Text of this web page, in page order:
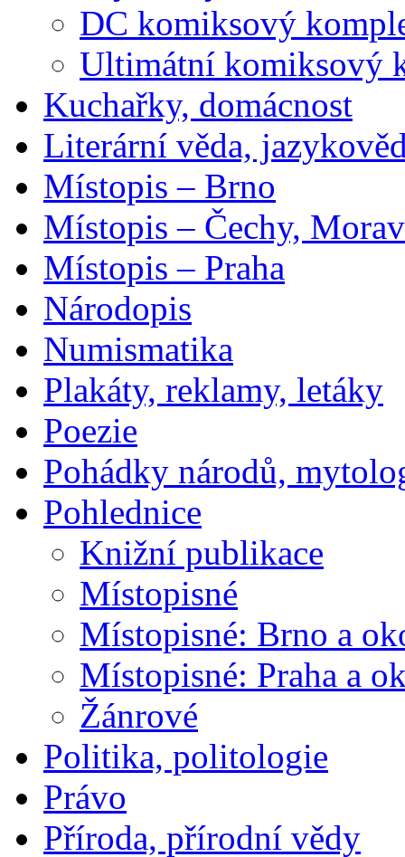
DC komiksový
Ultimátní komiksový
Kuchařky, domácnost
Literární věda,
Místopis – Brno
Místopis – Čechy,
Místopis – Praha
Národopis
Numismatika
Plakáty, reklamy, letáky
Poezie
Pohádky národů,
Pohlednice
Knižní publikace
Místopisné
Místopisné: Brno a
Místopisné: Praha a
Žánrové
Politika, politologie
Právo
Příroda, přírodní vědy